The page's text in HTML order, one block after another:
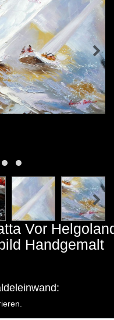
Vor
Handgemalt